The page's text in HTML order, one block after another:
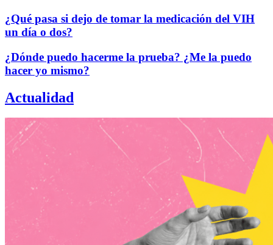
¿Qué pasa si dejo de tomar la medicación del VIH
un día o dos?
¿Dónde puedo hacerme la prueba? ¿Me la puedo
hacer yo mismo?
Actualidad